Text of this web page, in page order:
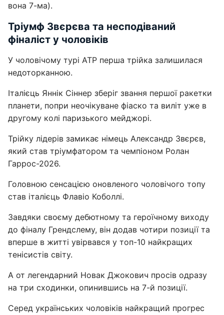
вона 7-ма).
Тріумф Звєрєва та несподіваний
фіналіст у чоловіків
У чоловічому турі ATP перша трійка залишилася
недоторканною.
Італієць Яннік Сіннер зберіг звання першої ракетки
планети, попри неочікуване фіаско та виліт уже в
другому колі паризького мейджорі.
Трійку лідерів замикає німець Александр Звєрєв,
який став тріумфатором та чемпіоном Ролан
Гаррос-2026.
Головною сенсацією оновленого чоловічого топу
став італієць Флавіо Коболлі.
Завдяки своєму дебютному та героїчному виходу
до фіналу Грендслему, він додав чотири позиції та
вперше в житті увірвався у топ-10 найкращих
тенісистів світу.
А от легендарний Новак Джокович просів одразу
на три сходинки, опинившись на 7-й позиції.
Серед українських чоловіків найкращий прогрес